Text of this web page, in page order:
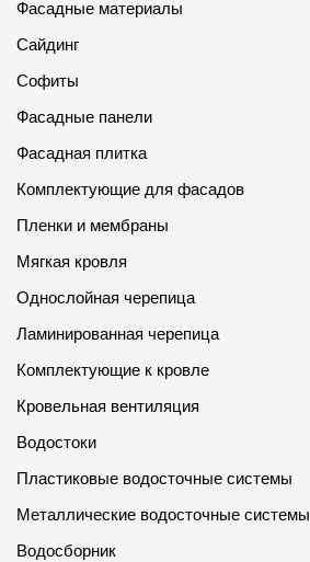
О компании
Контакты
Контроль качества кровли
Качество фасадов
Предложения по сотрудничеству
Вакансии
B2B
Отзывы
Фасадные материалы
Сайдинг
Софиты
Фасадные панели
Фасадная плитка
Комплектующие для фасадов
Пленки и мембраны
Мягкая кровля
Однослойная черепица
Ламинированная черепица
Комплектующие к кровле
Кровельная вентиляция
Водостоки
Пластиковые водосточные системы
Металлические водосточные системы
Водосборник